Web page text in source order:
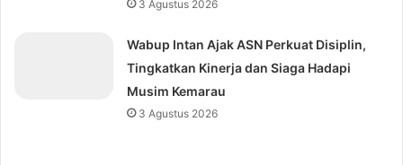
3 Agustus 2026
Wabup Intan Ajak ASN Perkuat Disiplin,
Tingkatkan Kinerja dan Siaga Hadapi
Musim Kemarau
3 Agustus 2026